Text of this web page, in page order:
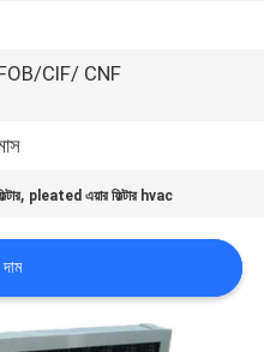
CIF/ CNF
, pleated এয়ার ফিল্টার hvac